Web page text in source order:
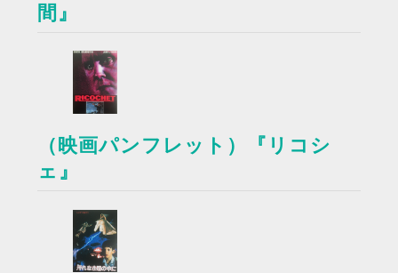
間』
（映画パンフレット）『リコシ
ェ』